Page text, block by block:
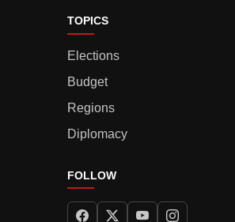
TOPICS
Elections
Budget
Regions
Diplomacy
FOLLOW